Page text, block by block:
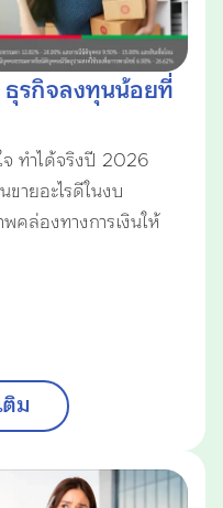
ธุรกิจลงทุนน้อยที่
ทำได้จริงปี 2026
ายอะไรดีในงบ
คล่องทางการเงินให้
ติม